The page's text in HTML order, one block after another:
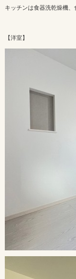
キッチンは食器洗乾燥機
【洋室】